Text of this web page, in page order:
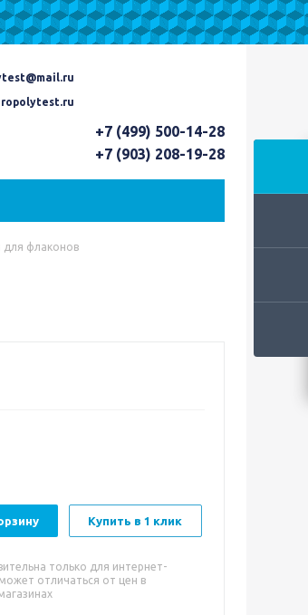
+7 (499) 500-14-28
+7 (903) 208-19-28
для флаконов
Купить в 1 клик
только для интернет-
отличаться от цен в